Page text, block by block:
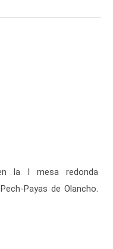
la I mesa redonda
Payas de Olancho.